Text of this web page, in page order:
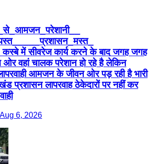
में सीवरेज कार्य करने के बाद जगह जगह
वहां चालक परेशान हो रहे है लेकिन
आमजन के जीवन ओर पड़ रही है भारी
प्रशासन लापरवाह ठेकेदारों पर नहीं कर
6, 2026